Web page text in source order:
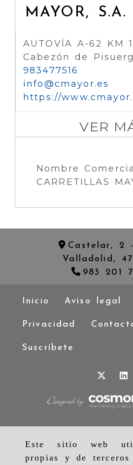
Este sitio web
propias y de terceros
MAYOR, S.A.
AUTOVÍA A-62 KM
Cabezón de
983477516
info
cmayor.es
https://
VER
Nombre
CARRETILLAS
Castelar, 2
Valladolid,
983 201
Inicio Aviso legal
Privacidad
Suscríbete